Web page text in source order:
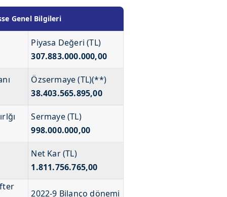
Genel Bilgileri
Piyasa Değeri (TL)
307.883.000.000,00
Özsermaye (TL)(**)
38.403.565.895,00
Sermaye (TL)
998.000.000,00
Net Kar (TL)
1.811.756.765,00
2022-9 Bilanço dönemi